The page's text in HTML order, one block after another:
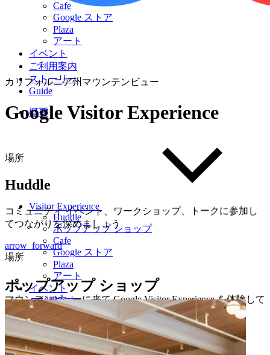
Cafe
Google ストア
Plaza
アート
イベント
ご利用案内
ストーリー
Guide
概要
Visitor Experience
Huddle
ポップアップ ショップ
Cafe
Google ストア
Plaza
アート
イベント
ご利用案内
ストーリー
Guide
Get event updates
カリフォルニア州マウンテンビュー
GoogleVisitor Experience
マウンテンビューに来て Google Visitor Experience を体験して
ください。
chevron_left
Huddle
場所
Huddle
コミュニティ イベント、ワークショップ、トークに参加し
てつながりを深めましょう
arrow_forward
場所
ポップアップ ショップ
地元メーカーや小規模企業を知り、サポートしましょう
arrow_forward
場所